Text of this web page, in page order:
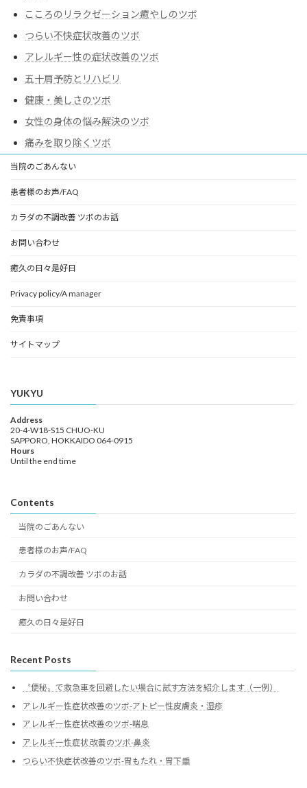
こころのリラクゼーション癒やしのツボ
つらい不快症状改善のツボ
アレルギー性の症状改善のツボ
五十肩予防とリハビリ
健康・美しさのツボ
女性の身体の悩み解決のツボ
痛みを取り除くツボ
当院のごあんない
患者様のお声/FAQ
カラダの不調改善 ツボのお話
お問い合わせ
癒久の日々是好日
Privacy policy/A manager
免責事項
サイトマップ
YUKYU
Address
20-4-W18-S15 CHUO-KU
SAPPORO, HOKKAIDO 064-0915
Hours
Until the end time
Contents
当院のごあんない
患者様のお声/FAQ
カラダの不調改善 ツボのお話
お問い合わせ
癒久の日々是好日
Recent Posts
〝便秘〟で救急車を回避したい場合に試す方法を紹介します（一例）
アレルギー性症状改善のツボ-アトピー性皮膚炎・湿疹
アレルギー性症状改善のツボ-喘息
アレルギー性症状 改善のツボ-鼻炎
つらい不快症状改善のツボ-胃もたれ・胃下垂